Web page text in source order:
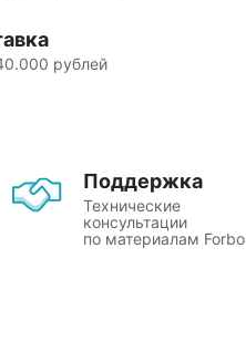
рублей
Поддержка
Технические
консультации
по материалам Forbo